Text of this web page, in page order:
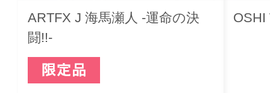
ARTFX J 海馬瀬人 -運命の決
闘!!-
OSHI